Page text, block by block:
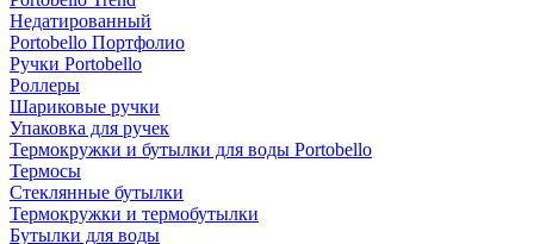
Недатированный
Portobello Портфолио
Ручки Portobello
Роллеры
Шариковые ручки
Упаковка для ручек
Термокружки и бутылки для воды Portobello
Термосы
Стеклянные бутылки
Термокружки и термобутылки
Бутылки для воды